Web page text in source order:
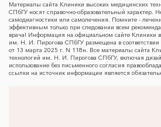
Материалы сайта Клиники высоких медицинских
СПбГУ носят справочно-образовательный характер.
самодиагностики или самолечения. Помните -
эффективным только при следовании всем
врача! Информация на официальном сайте Клиники
им. Н. И. Пирогова СПбГУ размещена в соответствии
от 13 марта 2025 г. N 118н. Все материалы сайта
технологий им. Н. И. Пирогова СПбГУ, включая
использование без письменного согласия
ссылки на источник информации является